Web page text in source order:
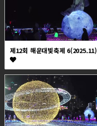
제12회 해운대빛축제 6(2025.11)